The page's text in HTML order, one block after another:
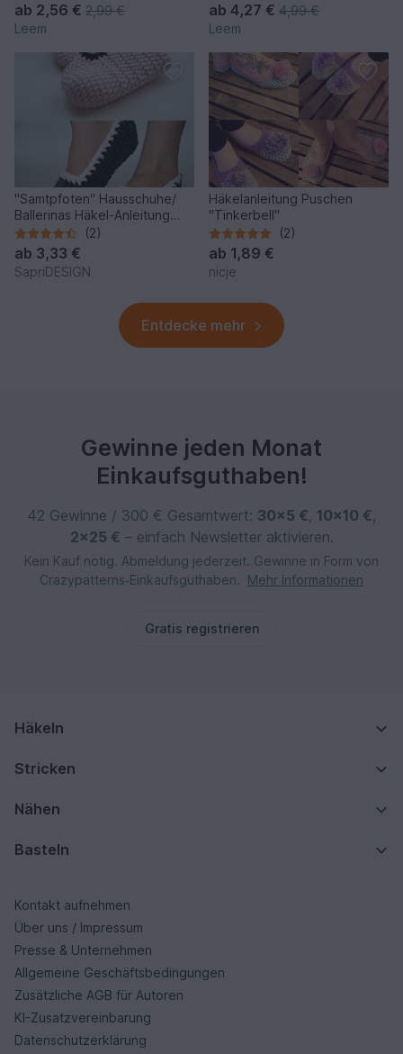
ab 2,56 € 2,99 €
Leem
ab 4,27 € 4,99 €
Leem
"Samtpfoten" Hausschuhe/
Ballerinas Häkel-Anleitung
inkl. Häkel-Grundkurs
(2)
ab 3,33 €
SapriDESIGN
Häkelanleitung Puschen
"Tinkerbell"
(2)
ab 1,89 €
nicje
Entdecke mehr
Gewinne jeden Monat
Einkaufsguthaben!
42 Gewinne / 300 € Gesamtwert: 30×5 €, 10×10 €,
2×25 € – einfach Newsletter aktivieren.
Kein Kauf nötig. Abmeldung jederzeit. Gewinne in Form von
Crazypatterns‑Einkaufsguthaben.
Mehr Informationen
Gratis registrieren
Häkeln
Stricken
Nähen
Basteln
Kontakt aufnehmen
Über uns / Impressum
Presse & Unternehmen
Allgemeine Geschäftsbedingungen
Zusätzliche AGB für Autoren
KI-Zusatzvereinbarung
Datenschutzerklärung